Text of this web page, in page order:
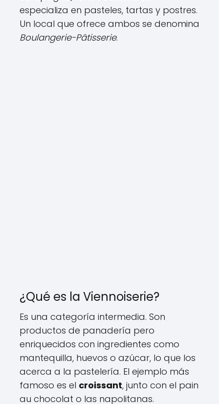
especializa en pasteles, tartas y postres.
Un local que ofrece ambos se denomina
Boulangerie-Pâtisserie.
¿Qué es la Viennoiserie?
Es una categoría intermedia. Son
productos de panadería pero
enriquecidos con ingredientes como
mantequilla, huevos o azúcar, lo que los
acerca a la pastelería. El ejemplo más
famoso es el croissant, junto con el pain
au chocolat o las napolitanas.